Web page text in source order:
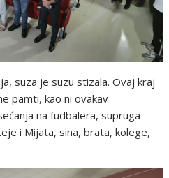
suza je suzu stizala. Ovaj kraj
pamti, kao ni ovakav
na fudbalera, supruga
i Mijata, sina, brata, kolege,